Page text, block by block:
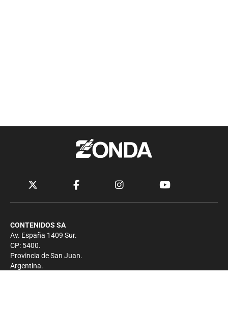
CONTENIDOS SA
Av. España 1409 Sur.
CP: 5400.
Provincia de San Juan.
Argentina.